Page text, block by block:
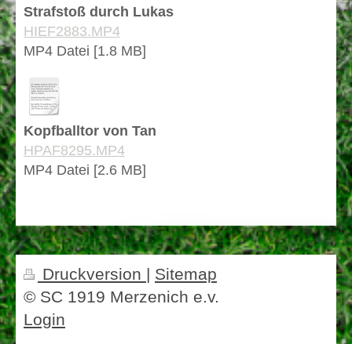
Strafstoß durch Lukas
HIEF2883.MP4
MP4 Datei [1.8 MB]
Kopfballtor von Tan
HPAF8295.MP4
MP4 Datei [2.6 MB]
Druckversion | Sitemap
© SC 1919 Merzenich e.v.
Login